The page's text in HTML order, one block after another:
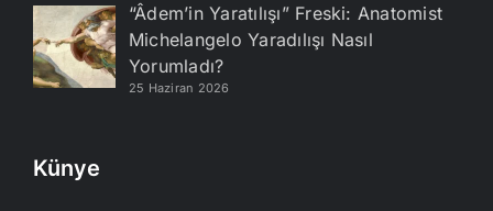
“Âdem’in Yaratılışı” Freski: Anatomist
Michelangelo Yaradılışı Nasıl
Yorumladı?
25 Haziran 2026
Künye